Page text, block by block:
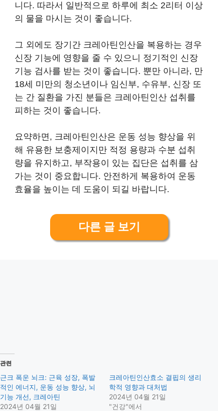
니다. 따라서 일반적으로 하루에 최소 2리터 이상
의 물을 마시는 것이 좋습니다.
그 외에도 장기간 크레아틴인산을 복용하는 경우
신장 기능에 영향을 줄 수 있으니 정기적인 신장
기능 검사를 받는 것이 좋습니다. 뿐만 아니라, 만
18세 미만의 청소년이나 임신부, 수유부, 신장 또
는 간 질환을 가진 분들은 크레아틴인산 섭취를
피하는 것이 좋습니다.
요약하면, 크레아틴인산은 운동 성능 향상을 위
해 유용한 보충제이지만 적정 용량과 수분 섭취
량을 유지하고, 부작용이 있는 집단은 섭취를 삼
가는 것이 중요합니다. 안전하게 복용하여 운동
효율을 높이는 데 도움이 되길 바랍니다.
다른 글 보기
관련
근크 폭운 뇌크: 근육 성장, 폭발
적인 에너지, 운동 성능 향상, 뇌
기능 개선, 크레아틴
2024년 04월 21일
크레아틴인산효소 결핍의 생리
학적 영향과 대처법
2024년 04월 21일
"건강"에서